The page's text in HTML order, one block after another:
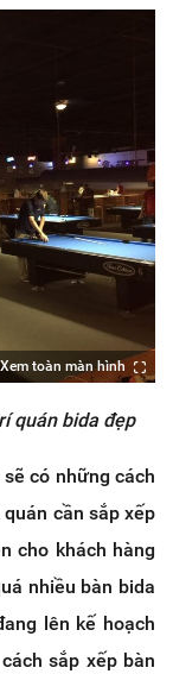
Xem toàn màn hình
quán bida đẹp
có những cách
cần sắp xếp
cho khách hàng
nhiều bàn bida
lên kế hoạch
sắp xếp bàn